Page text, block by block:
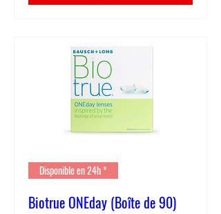
Disponible en 24h *
Biotrue ONEday (Boîte de 90)